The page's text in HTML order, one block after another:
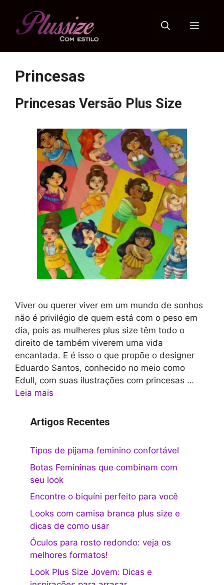
Menu
Princesas
Princesas Versão Plus Size
Viver ou querer viver em um mundo de sonhos
não é privilégio de quem está com o peso em
dia, pois as mulheres plus size têm todo o
direito de também viverem uma vida
encantada. E é isso o que propõe o designer
Eduardo Santos, conhecido no meio como
Edull, com suas ilustrações com princesas …
Leia mais
Artigos Recentes
Tipos de pijama feminino confortável
Botas Femininas que combinam com
seu look
Encontre o biquíni perfeito para você
Looks com camisa branca plus size e
dicas de como usar
Óculos para rosto redondo: veja os
melhores formatos!
Look Plus Size Jovem: Dicas e